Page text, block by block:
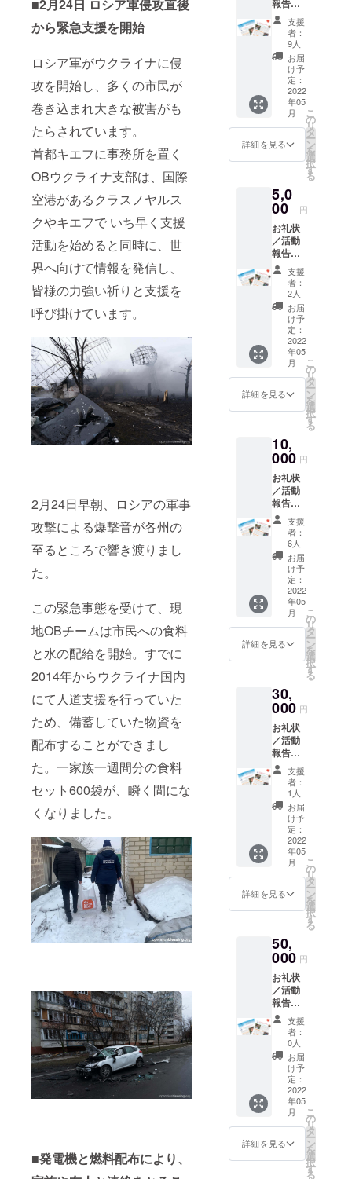
■2月24日 ロシア軍侵攻直後
から緊急支援を開始
ロシア軍がウクライナに侵
攻を開始し、多くの市民が
巻き込まれ大きな被害がも
たらされています。
首都キエフに事務所を置く
OBウクライナ支部は、国際
空港があるクラスノヤルス
クやキエフで いち早く支援
活動を始めると同時に、世
界へ向けて情報を発信し、
皆様の力強い祈りと支援を
呼び掛けています。
2月24日早朝、ロシアの軍事
攻撃による爆撃音が各州の
至るところで響き渡りまし
た。
この緊急事態を受けて、現
地OBチームは市民への食料
と水の配給を開始。すでに
2014年からウクライナ国内
にて人道支援を行っていた
ため、備蓄していた物資を
配布することができまし
た。一家族一週間分の食料
セット600袋が、瞬く間にな
くなりました。
■発電機と燃料配布により、
ドライン」
を遵守し支
行っていま
2011年3月の
災の発生直
Operation
Blessing
International
の日本支部
として緊急
支援活動を
開始し、
2013年3月に
は日本での
事業を強化
するため、
宮城県から
特定非営利
（NPO法
人）の認証
を取得しま
した。
報告／
寄付金
領収書
／メー
ルマガ
ジン
（月1回
程度
メール
配信）
／
ニュー
スレ
ター
程度郵
送）
支援
者：
9人
お届
け予
定：
2022
年05
月
詳細を見る
こ
の
リ
タ
ー
ン
を
選
択
す
る
5,0
00 円
お礼状
／活動
報告／
寄付金
領収書
／メー
ルマガ
ジン
（月1回
程度
メール
配信）
／
ニュー
スレ
ター
程度郵
送）
支援
者：
2人
お届
け予
定：
2022
年05
月
詳細を見る
こ
の
リ
タ
ー
ン
を
選
択
す
る
10,
000 円
お礼状
／活動
報告／
寄付金
領収書
／メー
ルマガ
ジン
（月1回
程度
メール
配信）
／
ニュー
スレ
ター
程度郵
送）
支援
者：
6人
お届
け予
定：
2022
年05
月
詳細を見る
こ
の
リ
タ
ー
ン
を
選
択
す
る
30,
000 円
お礼状
／活動
報告／
寄付金
領収書
／メー
ルマガ
ジン
（月1回
程度
メール
配信）
／
ニュー
スレ
ター
程度郵
送）
支援
者：
1人
お届
け予
定：
2022
年05
月
詳細を見る
こ
の
リ
タ
ー
ン
を
選
択
す
る
50,
000 円
お礼状
／活動
報告／
寄付金
領収書
／メー
ルマガ
ジン
（月1回
程度
メール
配信）
／
ニュー
スレ
ター
支援
者：
0人
お届
け予
定：
2022
年05
月
詳細を見る
こ
の
リ
タ
ー
ン
を
選
択
す
る